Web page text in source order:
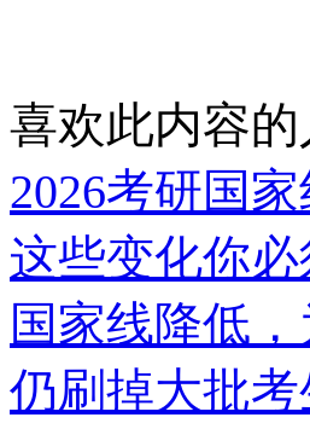
喜欢此内容
2026考研国家
这些变化你必
国家线降低
仍刷掉大批考